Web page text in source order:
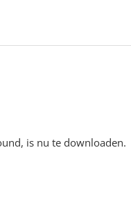
is nu te downloaden.